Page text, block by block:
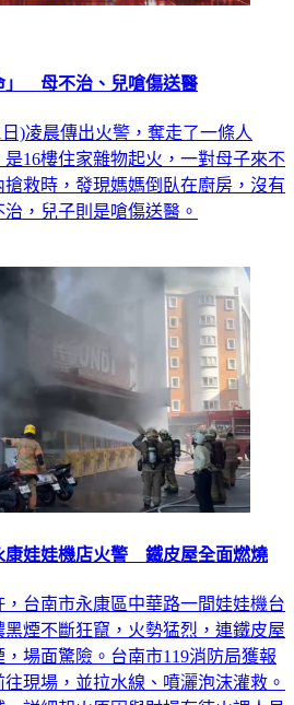
」 母不治、兒嗆傷送醫
)凌晨傳出火警，奪走了一條人
16樓住家雜物起火，一對母子來不
救時，發現媽媽倒臥在廚房，沒有
，兒子則是嗆傷送醫。
康娃娃機店火警 鐵皮屋全面燃燒
台南市永康區中華路一間娃娃機台
煙不斷狂竄，火勢猛烈，連鐵皮屋
場面驚險。台南市119消防局獲報
現場，並拉水線、噴灑泡沫灌救。